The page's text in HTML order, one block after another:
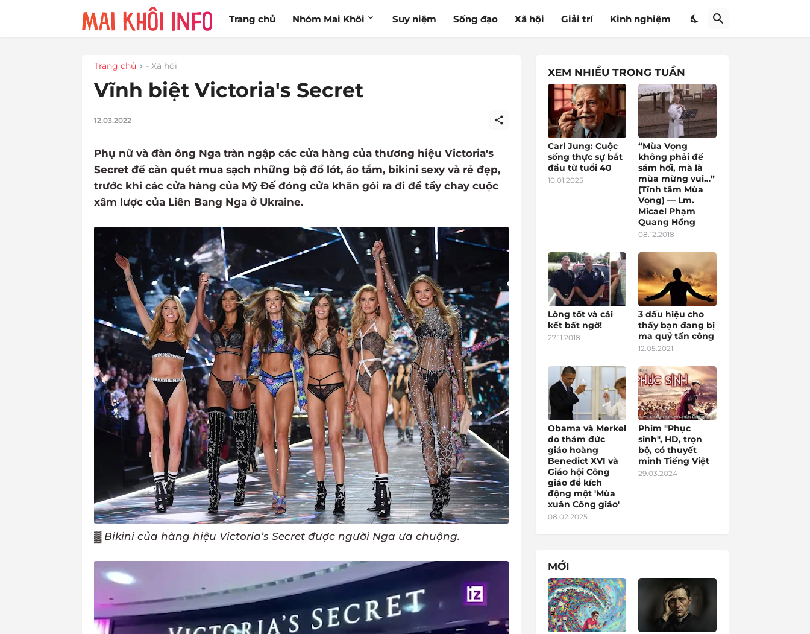
Trang chủ Nhóm Mai Khôi Suy niệm Sống đạo Xã hội Giải trí Kinh nghiệm
Trang chủ - Xã hội
Vĩnh biệt Victoria's Secret
12.03.2022
Phụ nữ và đàn ông Nga tràn ngập các cửa hàng của thương hiệu Victoria's
Secret để càn quét mua sạch những bộ đồ lót, áo tắm, bikini sexy và rẻ đẹp,
trước khi các cửa hàng của Mỹ Đế đóng cửa khăn gói ra đi để tẩy chay cuộc
xâm lược của Liên Bang Nga ở Ukraine.
▓ Bikini của hàng hiệu Victoria’s Secret được người Nga ưa chuộng.
XEM NHIỀU TRONG TUẦN
Carl Jung: Cuộc
sống thực sự bắt
đầu từ tuổi 40
10.01.2025
“Mùa Vọng
không phải để
sám hối, mà là
mùa mừng vui…”
(Tĩnh tâm Mùa
Vọng) — Lm.
Micael Phạm
Quang Hồng
08.12.2018
Lòng tốt và cái
kết bất ngờ!
27.11.2018
3 dấu hiệu cho
thấy bạn đang bị
ma quỷ tấn công
12.05.2021
Obama và Merkel
do thám đức
giáo hoàng
Benedict XVI và
Giáo hội Công
giáo để kích
động một 'Mùa
xuân Công giáo'
08.02.2025
Phim "Phục
sinh", HD, trọn
bộ, có thuyết
minh Tiếng Việt
29.03.2024
MỚI